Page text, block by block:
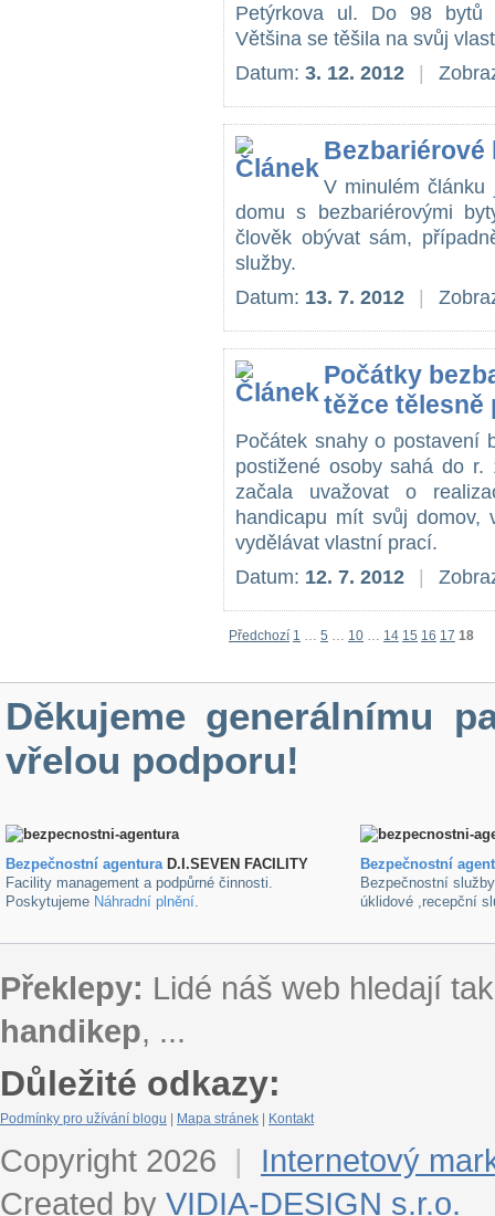
Petýrkova ul. Do 98 bytů
Většina se těšila na svůj
Datum: 3. 12. 2012
Bezbariérové
V minulém
domu s bezbariérovými
člověk obývat sám,
služby.
Datum: 13. 7. 2012
Počátky
těžce tělesně
Počátek snahy o postavení
postižené osoby sahá do r.
začala uvažovat o
handicapu mít svůj
vydělávat vlastní prací.
Datum: 12. 7. 2012
Předchozí 1 … 5 … 10 … 14 15 16 17 18
Děkujeme generálnímu
vřelou podporu!
Bezpečnostní agenturaD.I.SEVEN FACILITY
Facility management a podpůrné činnosti.
Poskytujeme Náhradní plnění.
Bezpečnostní
Bezpečnostní
úklidové ,recepční
Překlepy: Lidé náš web hledají
handikep, ...
Důležité odkazy:
Podmínky pro užívání blogu Mapa stránek Kontakt
Copyright 2026 |
Internetový
Created by VIDIA-DESIGN s.r.o.